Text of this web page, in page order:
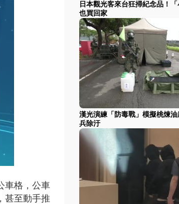
車格，公車
甚至動手推
日本觀光客來台狂掃紀念品！
也買回家
漢光演練「防毒戰」模擬桃煉
兵除汙